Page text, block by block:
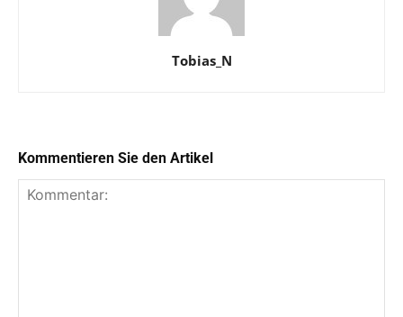
Tobias_N
Kommentieren Sie den Artikel